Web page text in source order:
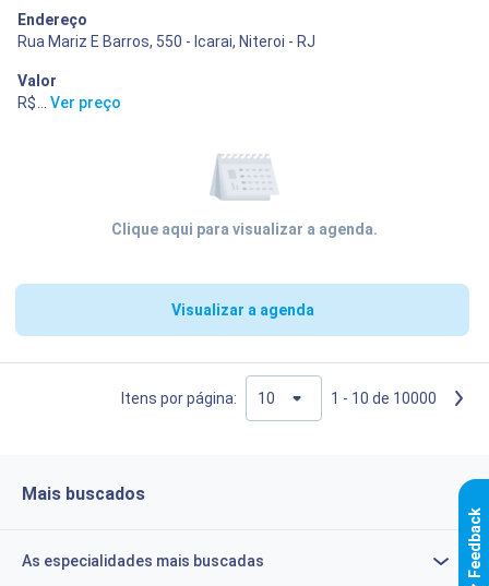
Endereço
Rua Mariz E Barros, 550 - Icarai, Niteroi - RJ
Valor
R$ 240,00
Ver preço
Clique aqui para visualizar a agenda.
Visualizar a agenda
Itens por página: 1 - 10 de 10000
Mais buscados
As especialidades mais buscadas k